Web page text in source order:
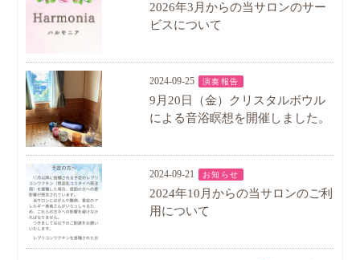
2026年3月からの当サロンのサー
ビスについて
2024-09-25 演奏報告
9月20日（金）クリスタルボウル
による音浴瞑想を開催しました。
2024-09-21 お知らせ
2024年10月からの当サロンのご利
用について